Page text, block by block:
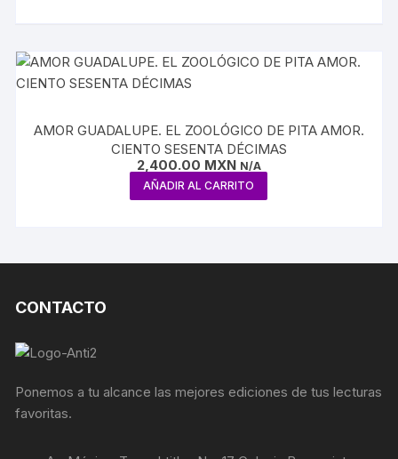
AMOR GUADALUPE. EL ZOOLÓGICO DE PITA AMOR.
CIENTO SESENTA DÉCIMAS
2,400.00 MXN N/A
AÑADIR AL CARRITO
CONTACTO
Ponemos a tu alcance las mejores ediciones de tus lecturas
favoritas.